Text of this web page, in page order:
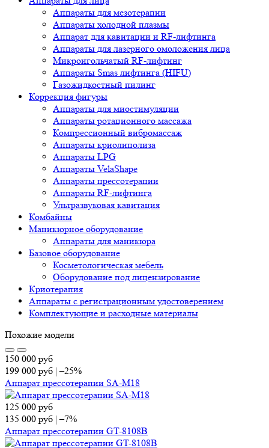
Аппараты для мезотерапии
Аппараты холодной плазмы
Аппарат для кавитации и RF-лифтинга
Аппараты для лазерного омоложения лица
Микроигольчатый RF-лифтинг
Аппараты Smas лифтинга (HIFU)
Газожидкостный пилинг
Коррекция фигуры
Аппараты для миостимуляции
Аппараты ротационного массажа
Компрессионный вибромассаж
Аппараты криолиполиза
Аппараты LPG
Аппараты VelaShape
Аппараты прессотерапии
Аппараты RF-лифтинга
Ультразвуковая кавитация
Комбайны
Маникюрное оборудование
Аппараты для маникюра
Базовое оборудование
Косметологическая мебель
Оборудование под лицензирование
Криотерапия
Аппараты c регистрационным удостоверением
Комплектующие и расходные материалы
Похожие модели
150 000 руб
199 000 руб |–25%
Аппарат прессотерапии SA-M18
125 000 руб
135 000 руб |–7%
Аппарат прессотерапии GT-8108B